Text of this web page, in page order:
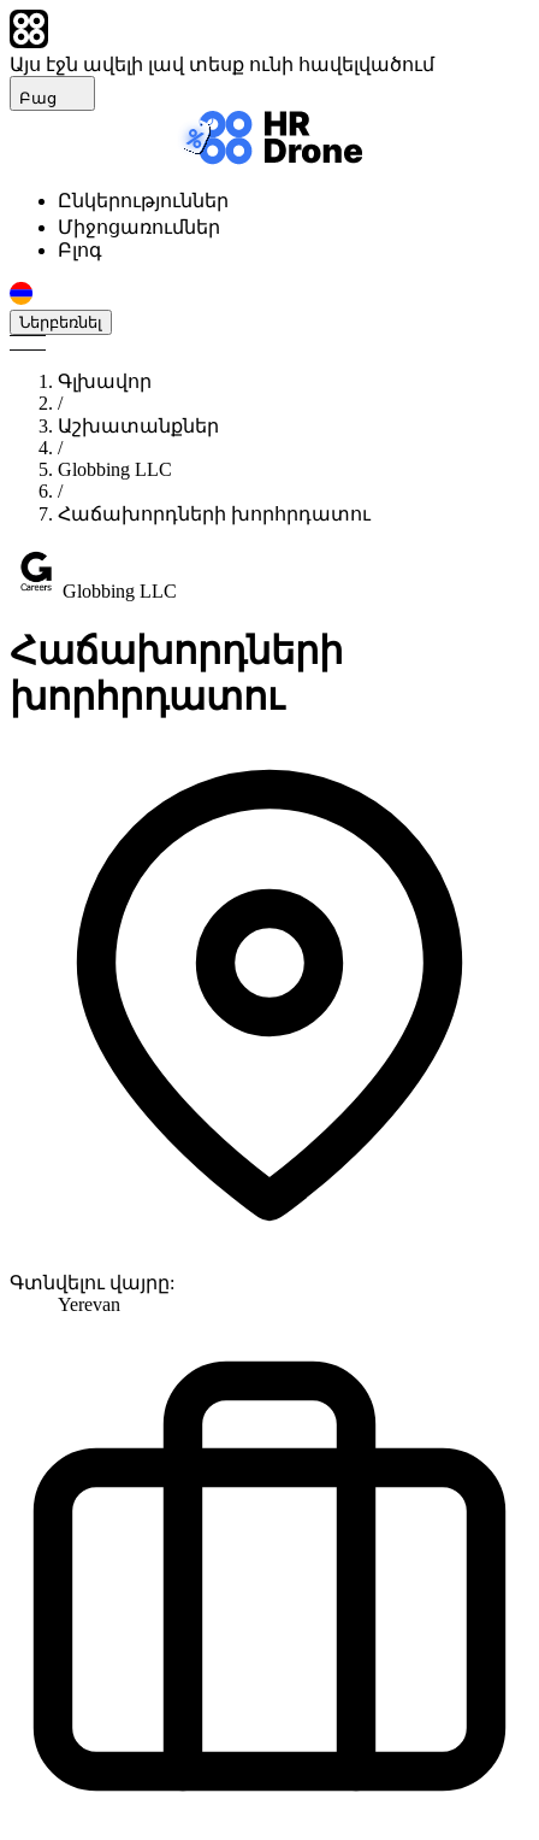
Այս էջն ավելի լավ տեսք ունի հավելվածում
Բաց
Ընկերություններ
Միջոցառումներ
Բլոգ
Ներբեռնել
Գլխավոր
/
Աշխատանքներ
/
Globbing LLC
/
Հաճախորդների խորհրդատու
Globbing LLC
Հաճախորդների
խորհրդատու
Գտնվելու վայրը:
Yerevan